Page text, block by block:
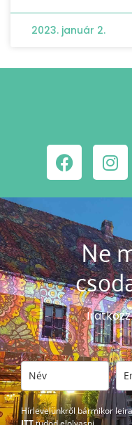
2023. január 2.
Ne
Hírlevelünkről bármikor